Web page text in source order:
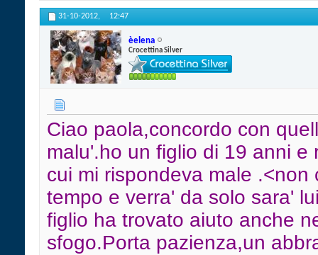
31-10-2012, 12:47
èelena
Crocettina Silver
Ciao paola,concordo con
malu'.ho un figlio di 19 anni
cui mi rispondeva male
tempo e verra' da solo sara'
figlio ha trovato aiuto anche
sfogo.Porta pazienza,un